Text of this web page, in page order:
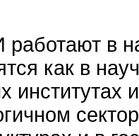
в
как в
институтах